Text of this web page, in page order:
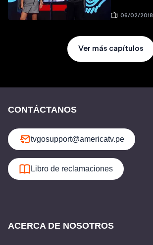
06/02/2018
Ver más capítulos
CONTÁCTANOS
tvgosupport@americatv.pe
Libro de reclamaciones
ACERCA DE NOSOTROS